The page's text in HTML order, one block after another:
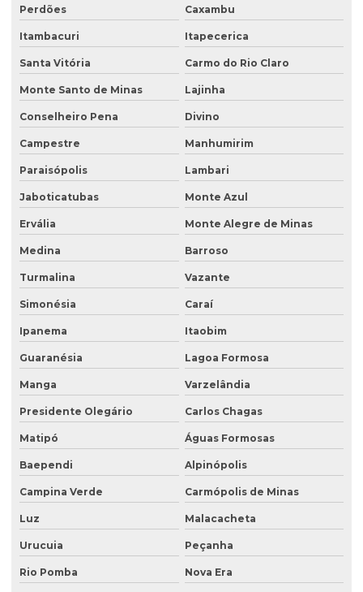
Plano de recuperação de área degradada
Plano de recuperação de área degradada pela mineração
Poço de monitoramento
Poço de monitoramento afogado
Poço de monitoramento de água subterrânea
Poço de monitoramento ambiental
Poço de monitoramento de lençol freático
Poço de monitoramento multinível
Poço de monitoramento posto de combustível
Programa de monitoramento de efluentes líquidos
Projeto recuperação de área degradada
Projeto de recuperação de área degradada prad
Recuperação de área degradada por garimpo
Recuperação de área degradada pela agricultura
Recuperação de área degradada pela mineração
Recuperação de áreas ambientais degradadas
Recuperação de áreas ambientalmente degradadas
Recuperação de áreas degradadas e conservação do solo
Perdões Caxambu
Itambacuri Itapecerica
Santa Vitória Carmo do Rio Claro
Monte Santo de Minas Lajinha
Conselheiro Pena Divino
Campestre Manhumirim
Paraisópolis Lambari
Jaboticatubas Monte Azul
Ervália Monte Alegre de Minas
Medina Barroso
Turmalina Vazante
Simonésia Caraí
Ipanema Itaobim
Guaranésia Lagoa Formosa
Manga Varzelândia
Presidente Olegário Carlos Chagas
Matipó Águas Formosas
Baependi Alpinópolis
Campina Verde Carmópolis de Minas
Luz Malacacheta
Urucuia Peçanha
Rio Pomba Nova Era